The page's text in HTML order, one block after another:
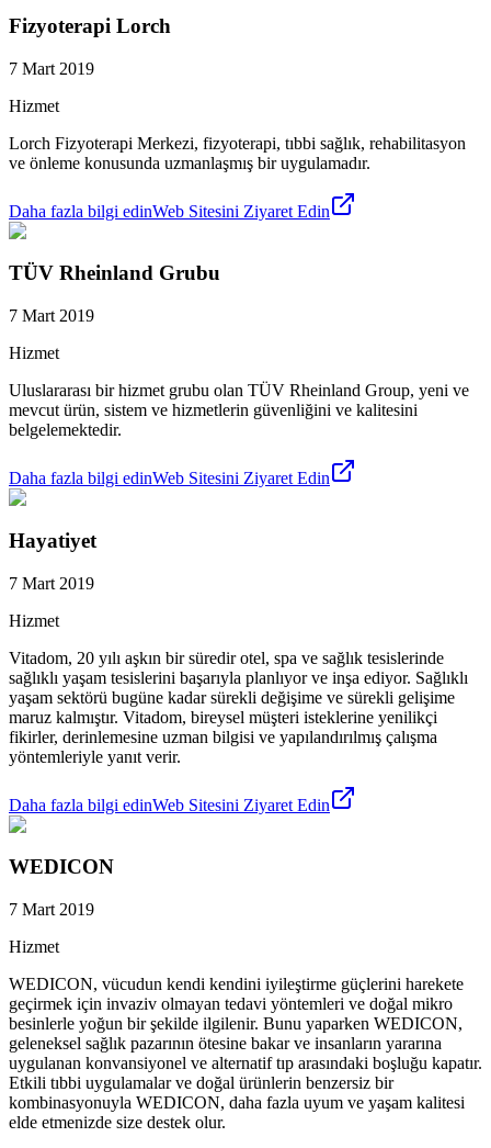
Fizyoterapi Lorch
7 Mart 2019
Hizmet
Lorch Fizyoterapi Merkezi, fizyoterapi, tıbbi sağlık, rehabilitasyon
ve önleme konusunda uzmanlaşmış bir uygulamadır.
Daha fazla bilgi edinWeb Sitesini Ziyaret Edin
TÜV Rheinland Grubu
7 Mart 2019
Hizmet
Uluslararası bir hizmet grubu olan TÜV Rheinland Group, yeni ve
mevcut ürün, sistem ve hizmetlerin güvenliğini ve kalitesini
belgelemektedir.
Daha fazla bilgi edinWeb Sitesini Ziyaret Edin
Hayatiyet
7 Mart 2019
Hizmet
Vitadom, 20 yılı aşkın bir süredir otel, spa ve sağlık tesislerinde
sağlıklı yaşam tesislerini başarıyla planlıyor ve inşa ediyor. Sağlıklı
yaşam sektörü bugüne kadar sürekli değişime ve sürekli gelişime
maruz kalmıştır. Vitadom, bireysel müşteri isteklerine yenilikçi
fikirler, derinlemesine uzman bilgisi ve yapılandırılmış çalışma
yöntemleriyle yanıt verir.
Daha fazla bilgi edinWeb Sitesini Ziyaret Edin
WEDICON
7 Mart 2019
Hizmet
WEDICON, vücudun kendi kendini iyileştirme güçlerini harekete
geçirmek için invaziv olmayan tedavi yöntemleri ve doğal mikro
besinlerle yoğun bir şekilde ilgilenir. Bunu yaparken WEDICON,
geleneksel sağlık pazarının ötesine bakar ve insanların yararına
uygulanan konvansiyonel ve alternatif tıp arasındaki boşluğu kapatır.
Etkili tıbbi uygulamalar ve doğal ürünlerin benzersiz bir
kombinasyonuyla WEDICON, daha fazla uyum ve yaşam kalitesi
elde etmenizde size destek olur.